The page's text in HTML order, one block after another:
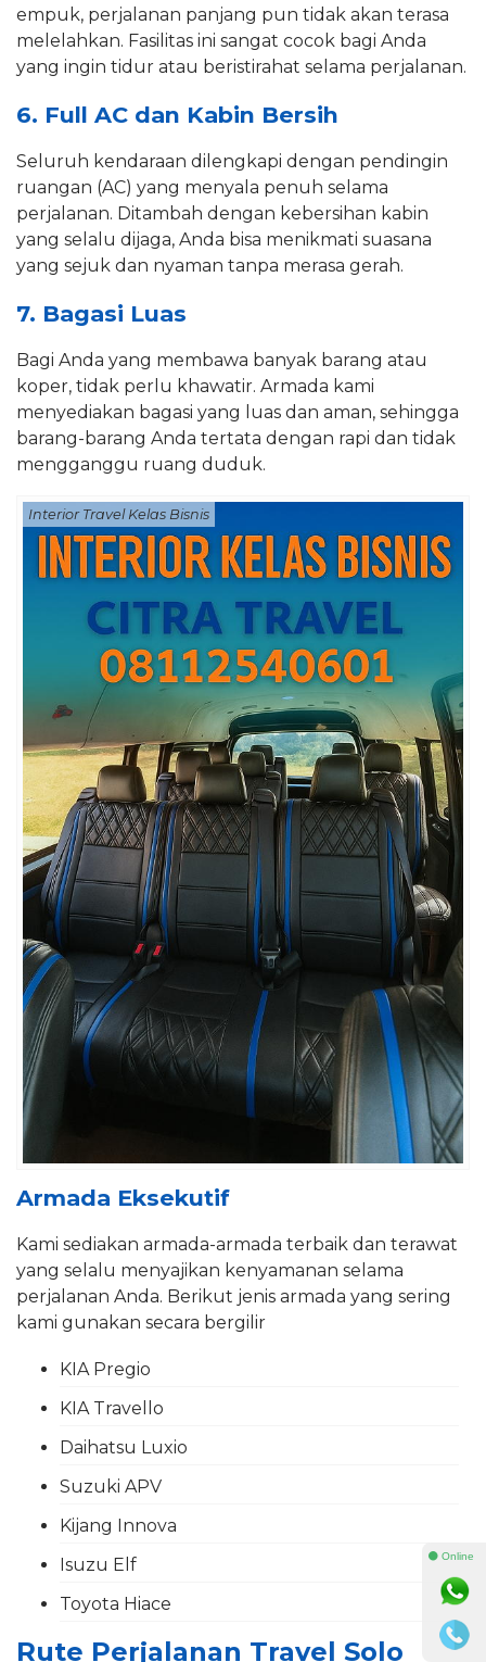
empuk, perjalanan panjang pun tidak akan terasa
melelahkan. Fasilitas ini sangat cocok bagi Anda
yang ingin tidur atau beristirahat selama perjalanan.
6. Full AC dan Kabin Bersih
Seluruh kendaraan dilengkapi dengan pendingin
ruangan (AC) yang menyala penuh selama
perjalanan. Ditambah dengan kebersihan kabin
yang selalu dijaga, Anda bisa menikmati suasana
yang sejuk dan nyaman tanpa merasa gerah.
7. Bagasi Luas
Bagi Anda yang membawa banyak barang atau
koper, tidak perlu khawatir. Armada kami
menyediakan bagasi yang luas dan aman, sehingga
barang-barang Anda tertata dengan rapi dan tidak
mengganggu ruang duduk.
Interior Travel Kelas Bisnis
Armada Eksekutif
Kami sediakan armada-armada terbaik dan terawat
yang selalu menyajikan kenyamanan selama
perjalanan Anda. Berikut jenis armada yang sering
kami gunakan secara bergilir
KIA Pregio
KIA Travello
Daihatsu Luxio
Suzuki APV
Kijang Innova
Isuzu Elf
Toyota Hiace
Rute Perjalanan Travel Solo
⚫ Online